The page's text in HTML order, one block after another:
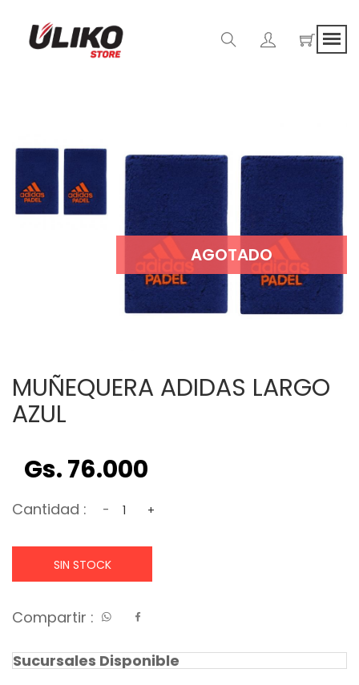
AGOTADO
MUÑEQUERA ADIDAS LARGO
AZUL
Gs. 76.000
Cantidad : - +
SIN STOCK
Compartir :
Sucursales Disponible